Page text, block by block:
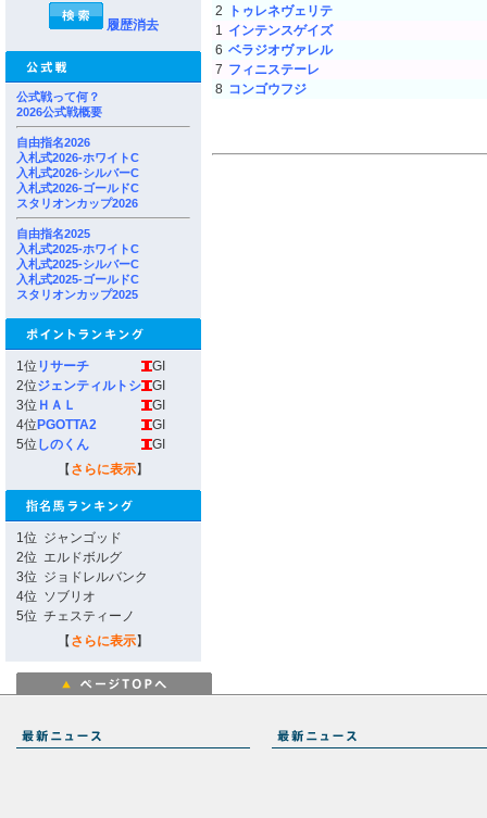
履歴消去
公式戦って何？
2026公式戦概要
自由指名2026
入札式2026-ホワイトC
入札式2026-シルバーC
入札式2026-ゴールドC
スタリオンカップ2026
自由指名2025
入札式2025-ホワイトC
入札式2025-シルバーC
入札式2025-ゴールドC
スタリオンカップ2025
1位 リサーチ
GI
2位ジェンティルトシ
GI
3位 ＨＡＬ
GI
4位 PGOTTA2
GI
5位 しのくん
GI
【 さらに表示】
1位 ジャンゴッド
2位 エルドボルグ
3位 ジョドレルバンク
4位 ソブリオ
5位 チェスティーノ
【 さらに表示】
2
トゥレネヴェリテ
1 インテンスゲイズ
6 ベラジオヴァレル
7 フィニステーレ
8 コンゴウフジ